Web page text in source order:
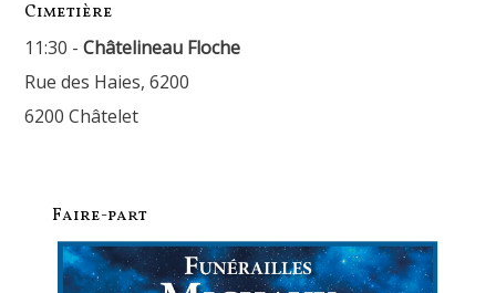
Cimetière
11:30 -Châtelineau Floche
Rue des Haies, 6200
6200 Châtelet
Faire-part